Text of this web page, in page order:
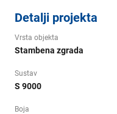
Detalji projekta
Vrsta objekta
Stambena zgrada
Sustav
S 9000
Boja